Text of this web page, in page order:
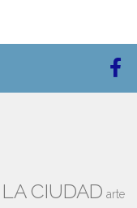
CIUDAD arte